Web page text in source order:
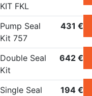
KIT FKL
Pump Seal
Kit 757
431 €
Double Seal
Kit
642 €
Single Seal
194 €